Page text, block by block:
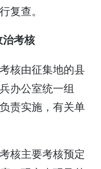
复查。
考核
核由征集地的县
办公室统一组
责实施，有关单
核主要考核预定